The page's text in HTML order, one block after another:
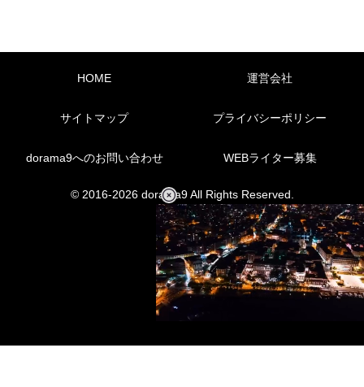
U
HOME 運営会社
サイトマップ プライバシーポリシー
dorama9へのお問い合わせ WEBライター募集
© 2016-2026 dorama9 All Rights Reserved.